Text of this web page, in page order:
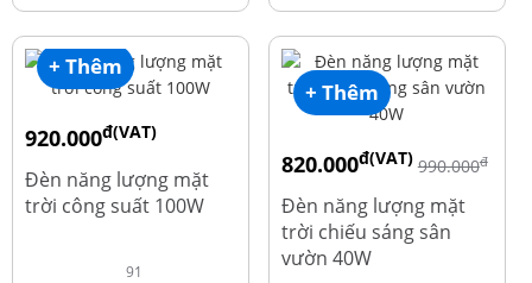
+ Thêm
920.000đ(VAT)
1.010.000
Đèn năng lượng mặt
trời công suất 100W
91
+ Thêm
820.000đ(VAT) 990.000đ
Đèn năng lượng mặt
trời chiếu sáng sân
vườn 40W